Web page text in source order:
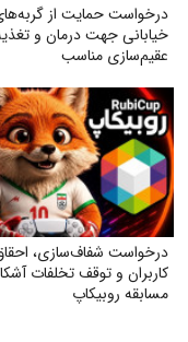
درخواست حمایت از
خیابانی جهت درمان و
عقیم‌سازی مناسب
درخواست شفاف‌سازی،
کاربران و توقف تخلفات
مسابقه روبیکاپ